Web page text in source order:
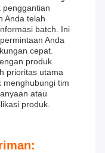
penggantian
Anda telah
batch. Ini
Anda
cepat.
produk
prioritas utama
menghubungi tim
atau
produk.